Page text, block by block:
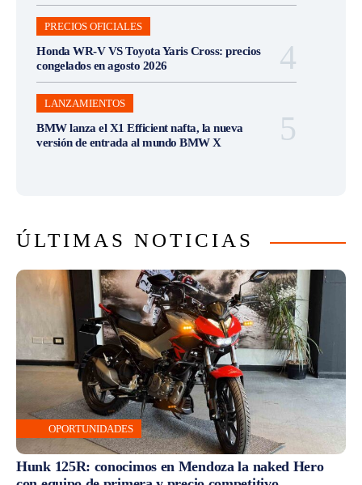
PRECIOS OFICIALES
Honda WR-V VS Toyota Yaris Cross: precios
congelados en agosto 2026
LANZAMIENTOS
BMW lanza el X1 Efficient nafta, la nueva
versión de entrada al mundo BMW X
ÚLTIMAS NOTICIAS
OPORTUNIDADES
Hunk 125R: conocimos en Mendoza la naked Hero